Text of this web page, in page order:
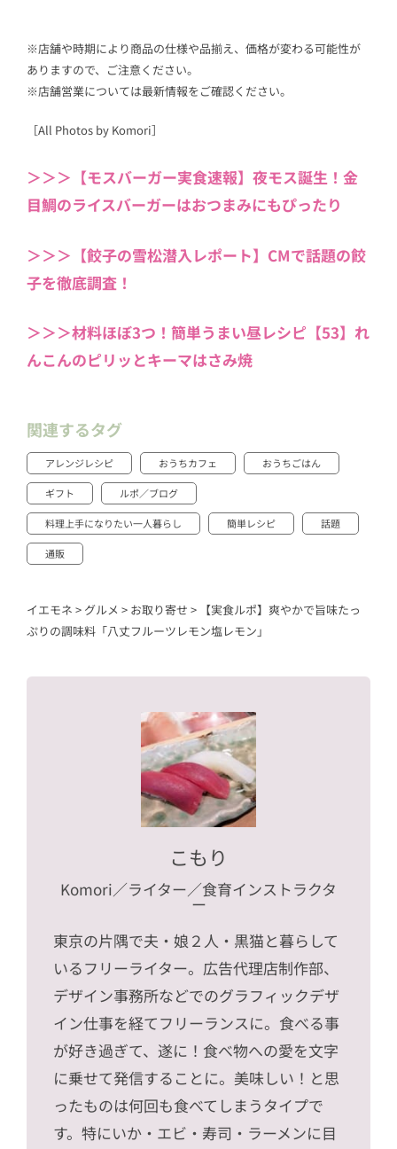
※店舗や時期により商品の仕様や品揃え、価格が変わる可能性が
ありますので、ご注意ください。
※店舗営業については最新情報をご確認ください。
［All Photos by Komori］
＞＞＞【モスバーガー実食速報】夜モス誕生！金
目鯛のライスバーガーはおつまみにもぴったり
＞＞＞【餃子の雪松潜入レポート】CMで話題の餃
子を徹底調査！
＞＞＞材料ほぼ3つ！簡単うまい昼レシピ【53】れ
んこんのピリッとキーマはさみ焼
関連するタグ
アレンジレシピ おうちカフェ おうちごはん
ギフト ルポ／ブログ
料理上手になりたい一人暮らし 簡単レシピ 話題
通販
イエモネ > グルメ > お取り寄せ > 【実食ルポ】爽やかで旨味たっ
ぷりの調味料「八丈フルーツレモン塩レモン」
こもり
Komori／ライター／食育インストラクタ
ー
東京の片隅で夫・娘２人・黒猫と暮らして
いるフリーライター。広告代理店制作部、
デザイン事務所などでのグラフィックデザ
イン仕事を経てフリーランスに。食べる事
が好き過ぎて、遂に！食べ物への愛を文字
に乗せて発信することに。美味しい！と思
ったものは何回も食べてしまうタイプで
す。特にいか・エビ・寿司・ラーメンに目